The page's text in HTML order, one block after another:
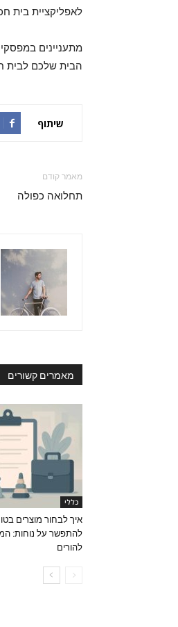
לאפליקציית בית
מתעניינים
הבית שלכם לבית
שיתוף
מאמר קודם
תחלואה כפולה
מאמרים קשורים
כללי
איך לבחור מוצרים
להתפשר על נוחות:
להורים